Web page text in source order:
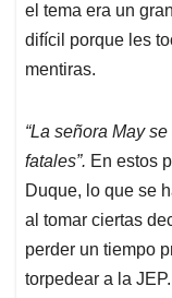
el tema era un
difícil porque les
mentiras.
“La señora May
fatales”. En estos
Duque, lo que se
al tomar ciertas
perder un tiempo
torpedear a la